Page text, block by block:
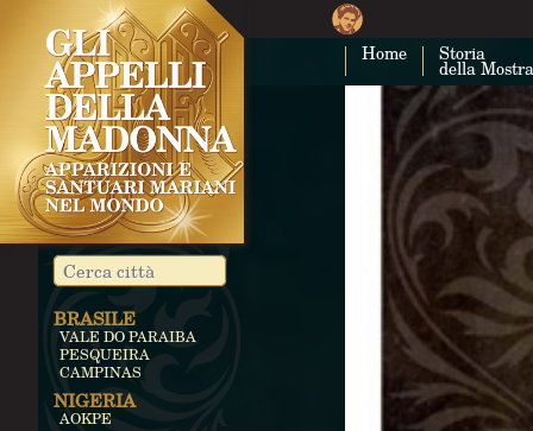
Home Storia
della Mostra
BRASILE
VALE DO PARAIBA
PESQUEIRA
CAMPINAS
NIGERIA
AOKPE